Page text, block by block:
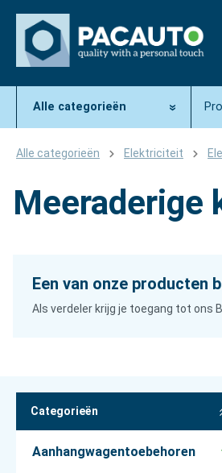
Alle categorieën
Alle categorieën Elektriciteit
Meeraderige
Een van onze producten
Als verdeler krijg je toegang tot ons
Categorieën
Aanhangwagentoebehoren